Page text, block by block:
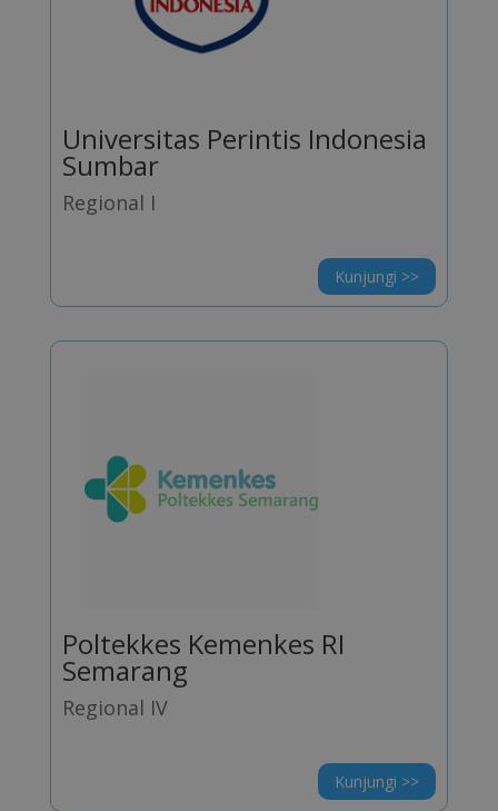
Universitas Perintis Indonesia
Sumbar
Regional I
Kunjungi >>
Poltekkes Kemenkes RI
Semarang
Regional IV
Kunjungi >>